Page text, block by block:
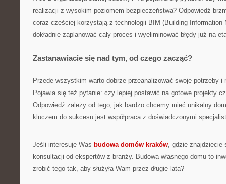
realizacji z wysokim poziomem bezpieczeństwa? Odpowiedź
coraz częściej korzystają z technologii BIM (Building Information
dokładnie zaplanować cały proces i wyeliminować błędy już na
Zastanawiacie się nad tym, od czego zacząć?
Przede wszystkim warto dobrze przeanalizować swoje potrzeby i
Pojawia się też pytanie: czy lepiej postawić na gotowe projekty
Odpowiedź zależy od tego, jak bardzo chcemy mieć unikalny
kluczem do sukcesu jest współpraca z doświadczonymi
Jeśli interesuje Was budowa domów kraków, gdzie znajdziecie
konsultacji od ekspertów z branży. Budowa własnego domu to
zrobić tego tak, aby służyła Wam przez długie lata?